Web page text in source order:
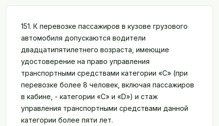
ПРАВИЛА
ПДД
Знаки
Разметка
Штрафы
Мед.помощь
ТЕСТИРОВАНИЕ
151. К перевозке пассажиров в кузове грузового
автомобиля допускаются водители
двадцатипятилетнего возраста, имеющие
удостоверение на право управления
транспортными средствами категории «С» (при
перевозке более 8 человек, включая пассажиров
в кабине, - категории «С» и «D») и стаж
управления транспортными средствами данной
категории более пяти лет.